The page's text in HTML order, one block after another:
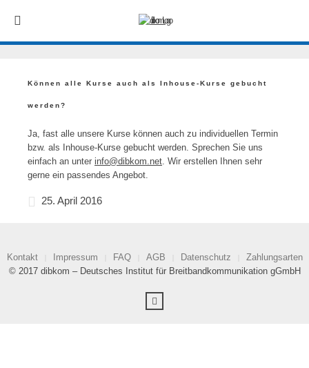
Können alle Kurse auch als Inhouse-Kurse gebucht
werden?
Ja, fast alle unsere Kurse können auch zu individuellen Termin
bzw. als Inhouse-Kurse gebucht werden. Sprechen Sie uns
einfach an unter info@dibkom.net. Wir erstellen Ihnen sehr
gerne ein passendes Angebot.
25. April 2016
Kontakt Impressum FAQ AGB Datenschutz
Zahlungsarten
© 2017 dibkom – Deutsches Institut für Breitbandkommunikation gGmbH